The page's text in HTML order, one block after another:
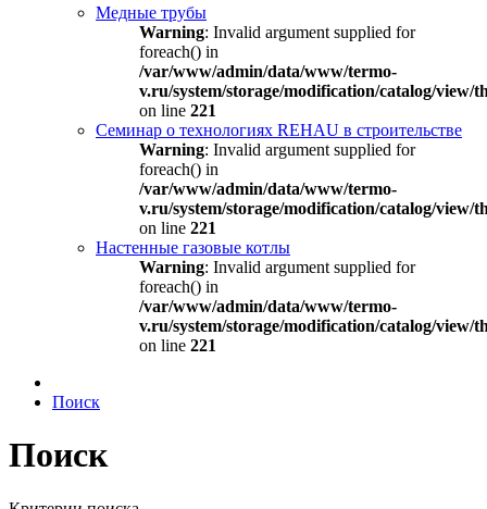
Медные трубы
Warning: Invalid argument supplied for
foreach() in
/var/www/admin/data/www/termo-
v.ru/system/storage/modification/catalog/view/
on line 221
Семинар о технологиях REHAU в строительстве
Warning: Invalid argument supplied for
foreach() in
/var/www/admin/data/www/termo-
v.ru/system/storage/modification/catalog/view/
on line 221
Настенные газовые котлы
Warning: Invalid argument supplied for
foreach() in
/var/www/admin/data/www/termo-
v.ru/system/storage/modification/catalog/view/
on line 221
Поиск
Поиск